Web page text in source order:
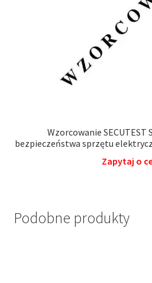
Wzorcowanie SECUTEST
bezpieczeństwa sprzętu
Zapytaj o
Podobne produkty